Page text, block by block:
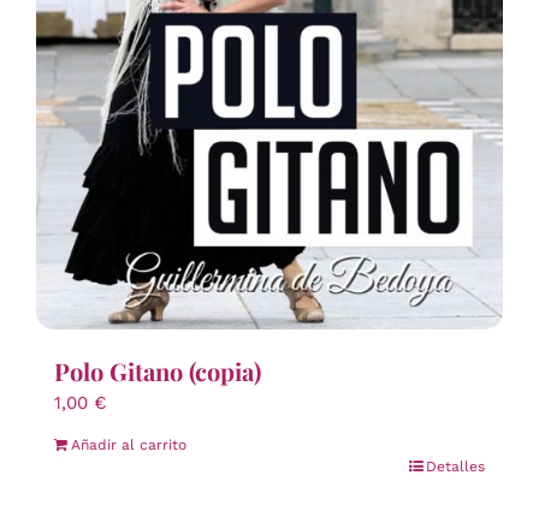
Polo Gitano (copia)
1,00 €
Añadir al carrito
Detalles